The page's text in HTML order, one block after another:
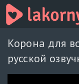
Корона для
русской